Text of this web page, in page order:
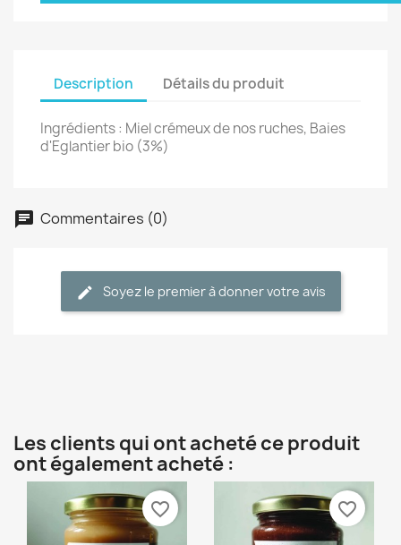
Description Détails du produit
Ingrédients : Miel crémeux de nos ruches, Baies
d'Eglantier bio (3%)
Commentaires (0)
Soyez le premier à donner votre avis
Les clients qui ont acheté ce produit
ont également acheté :
favorite_border favorite_border